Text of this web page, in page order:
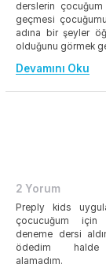
derslerin
geçmesi
adına bir şeyler
olduğunu görmek
Devamını Oku
2 Yorum
Preply kids
çocucuğum
deneme dersi
ödedim halde
alamadım.